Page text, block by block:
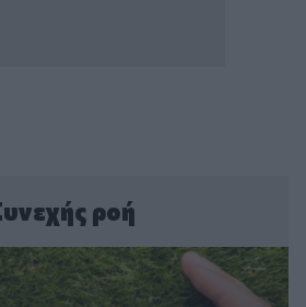
ροή